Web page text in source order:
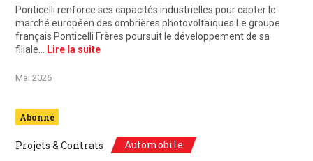
Ponticelli renforce ses capacités industrielles pour capter le
marché européen des ombrières photovoltaïques Le groupe
français Ponticelli Frères poursuit le développement de sa
filiale…
Lire la suite
Mai 2026
Abonné
Projets & Contrats Automobile